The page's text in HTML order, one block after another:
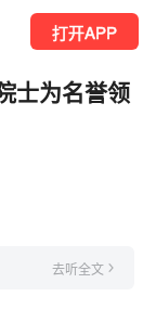
打开APP
士为名誉领
去听全文